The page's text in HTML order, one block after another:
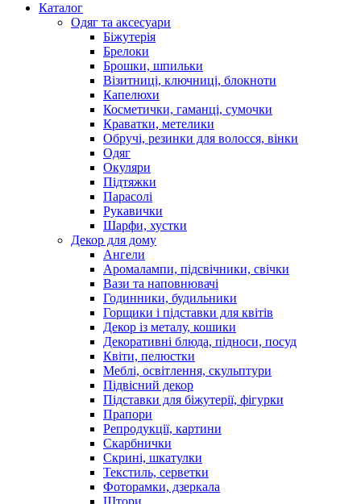
Каталог
Oдяг та аксесуари
Біжутерія
Брелоки
Брошки, шпильки
Візитниці, ключниці, блокноти
Капелюхи
Косметички, гаманці, сумочки
Краватки, метелики
Обручі, резинки для волосся, вінки
Одяг
Окуляри
Підтяжки
Парасолі
Рукавички
Шарфи, хустки
Декор для дому
Ангели
Аромалампи, підсвічники, свічки
Вази та наповнювачі
Годинники, будильники
Горщики і підставки для квітів
Декор із металу, кошики
Декоративні блюда, підноси, посуд
Квіти, пелюстки
Меблі, освітлення, скульптури
Підвісний декор
Підставки для біжутерії, фігурки
Прапори
Репродукції, картини
Скарбнички
Скрині, шкатулки
Текстиль, серветки
Фоторамки, дзеркала
Штори